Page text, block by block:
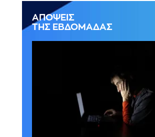
ΑΠΟΨΕΙΣ
ΤΗΣ ΕΒΔΟΜΑΔΑΣ